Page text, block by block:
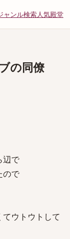
ャンル検索人気殿堂
の同僚
辺で
ので
ウトウトして